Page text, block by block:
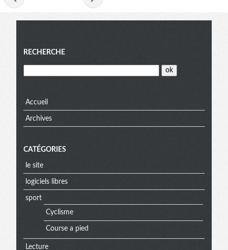
Menu
RECHERCHE
Accueil
Archives
CATÉGORIES
le site
logiciels libres
sport
Cyclisme
Course a pied
Lecture